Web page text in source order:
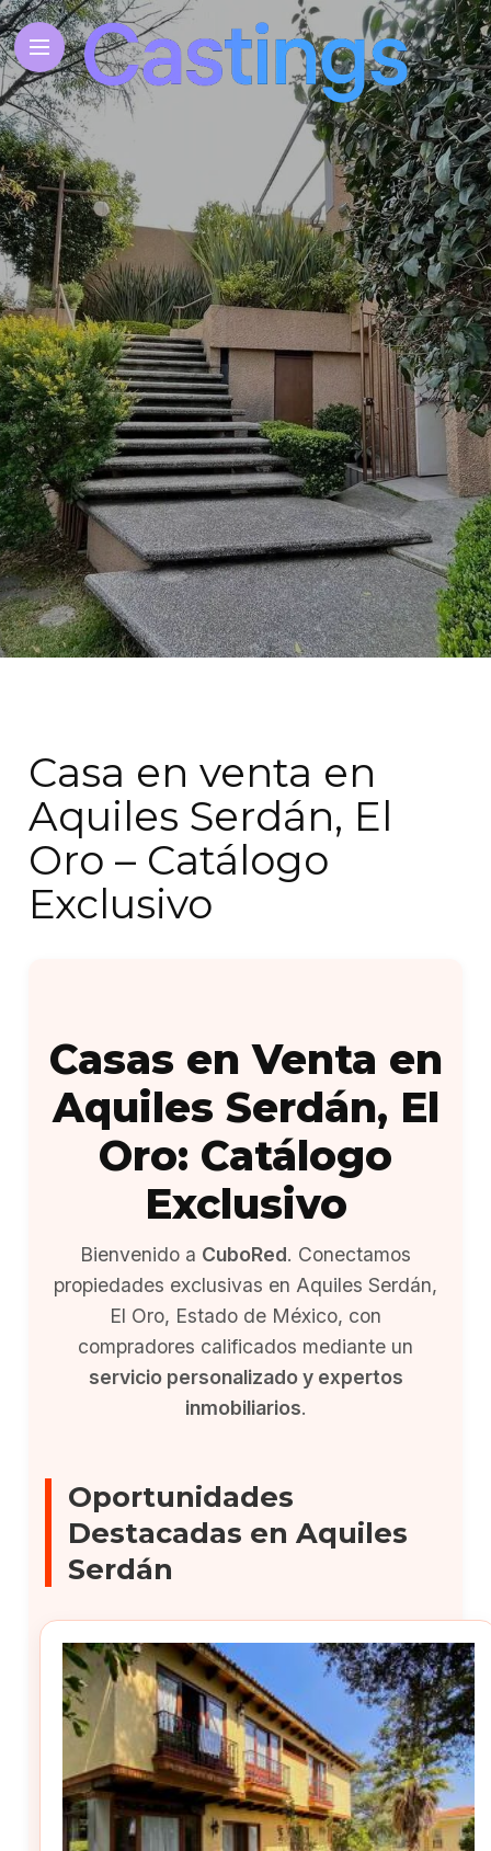
Casa en venta en
Aquiles Serdán, El
Oro – Catálogo
Exclusivo
Casas en Venta en
Aquiles Serdán, El
Oro: Catálogo
Exclusivo
Bienvenido a CuboRed. Conectamos
propiedades exclusivas en Aquiles Serdán,
El Oro, Estado de México, con
compradores calificados mediante un
servicio personalizado y expertos
inmobiliarios.
Oportunidades
Destacadas en Aquiles
Serdán